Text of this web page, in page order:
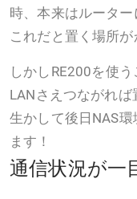
時、本来はルーター
これだと置く場所が
しかしRE200を使
LANさえつながれ
生かして後日NAS
ます！
通信状況が一